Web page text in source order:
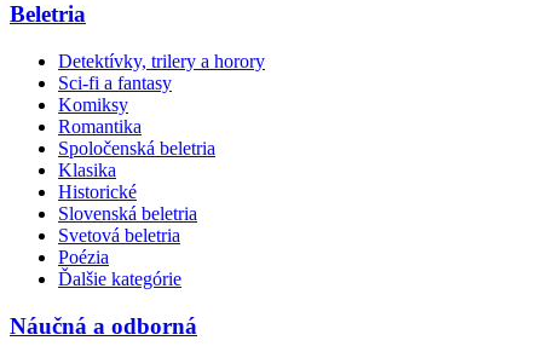
Beletria
Detektívky, trilery a horory
Sci-fi a fantasy
Komiksy
Romantika
Spoločenská beletria
Klasika
Historické
Slovenská beletria
Svetová beletria
Poézia
Ďalšie kategórie
Náučná a odborná